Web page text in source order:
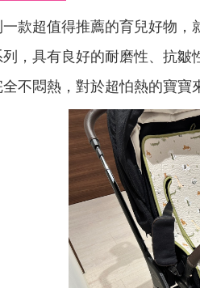
款超值得推薦的育兒好物，
，具有良好的耐磨性、抗
不悶熱，對於超怕熱的寶寶